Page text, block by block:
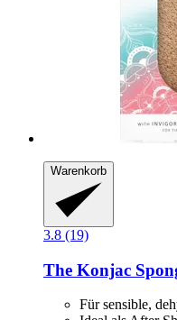
Warenkorb
3.8 (19)
The Konjac
Für sensible,